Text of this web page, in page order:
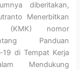
diberitakan,
Menerbitkan
(KMK) nomor
Panduan
di Tempat Kerja
Mendukung